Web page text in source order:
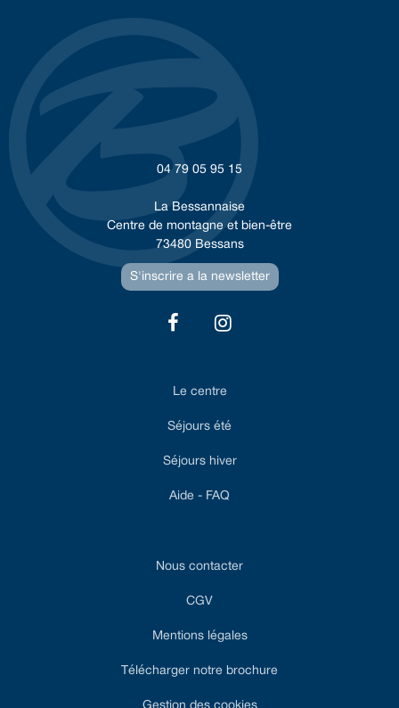
04 79 05 95 15
La Bessannaise
Centre de montagne et bien-être
73480 Bessans
S'inscrire a la newsletter
Le centre
Séjours été
Séjours hiver
Aide - FAQ
Nous contacter
CGV
Mentions légales
Télécharger notre brochure